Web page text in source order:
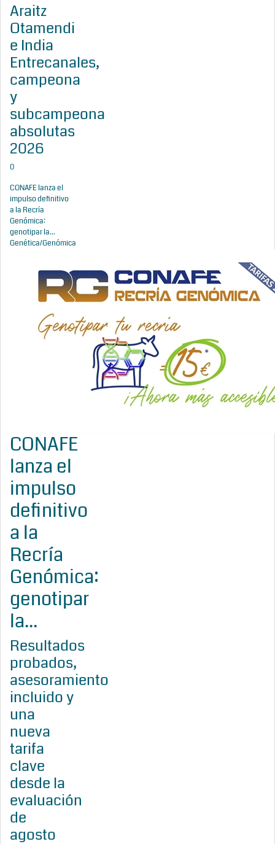
Araitz
Otamendi
e India
Entrecanales,
campeona
y
subcampeona
absolutas
2026
0
CONAFE lanza el
impulso definitivo
a la Recría
Genómica:
genotipar la...
Genética/Genómica
CONAFE
lanza el
impulso
definitivo
a la
Recría
Genómica:
genotipar
la...
Resultados
probados,
asesoramiento
incluido y
una
nueva
tarifa
clave
desde la
evaluación
de
agosto